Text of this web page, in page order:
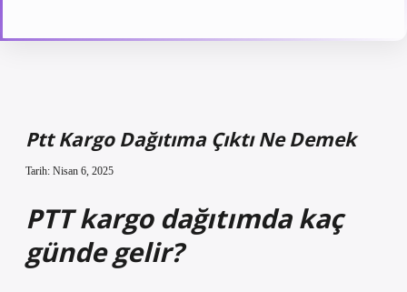
Ptt Kargo Dağıtıma Çıktı Ne Demek
Tarih: Nisan 6, 2025
PTT kargo dağıtımda kaç
günde gelir?